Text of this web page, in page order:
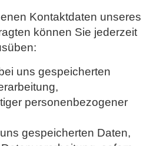
Kontaktdaten unseres
können Sie jederzeit
uns gespeicherten
personenbezogener
gespeicherten Daten,